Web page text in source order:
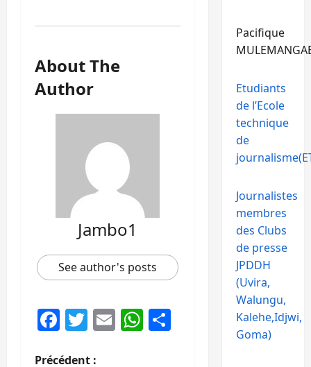
About The
Author
Jambo1
See author's posts
Facebook
Twitter
EmailWhatsApp
Partager
Précédent :
Pacifique
Etudiants
de l’Ecole
technique
de
Journalistes
membres
des Clubs
de presse
JPDDH
(Uvira,
Walungu,
Kalehe,Idjwi,
Goma)